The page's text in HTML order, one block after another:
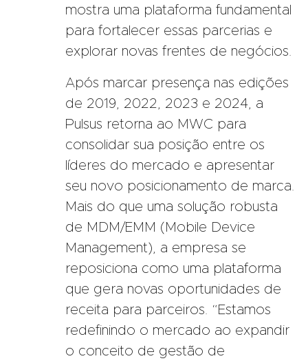
mostra uma plataforma fundamental
para fortalecer essas parcerias e
explorar novas frentes de negócios.
Após marcar presença nas edições
de 2019, 2022, 2023 e 2024, a
Pulsus retorna ao MWC para
consolidar sua posição entre os
líderes do mercado e apresentar
seu novo posicionamento de marca.
Mais do que uma solução robusta
de MDM/EMM (Mobile Device
Management), a empresa se
reposiciona como uma plataforma
que gera novas oportunidades de
receita para parceiros. “Estamos
redefinindo o mercado ao expandir
o conceito de gestão de